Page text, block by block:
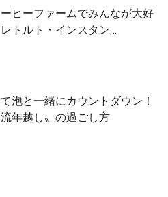
ヒーファームでみんなが大好
トルト・インスタン…
泡と一緒にカウントダウン！
流年越し〟の過ごし方